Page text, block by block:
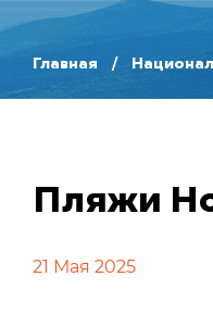
Главная
Пляжи
21 Мая 2025